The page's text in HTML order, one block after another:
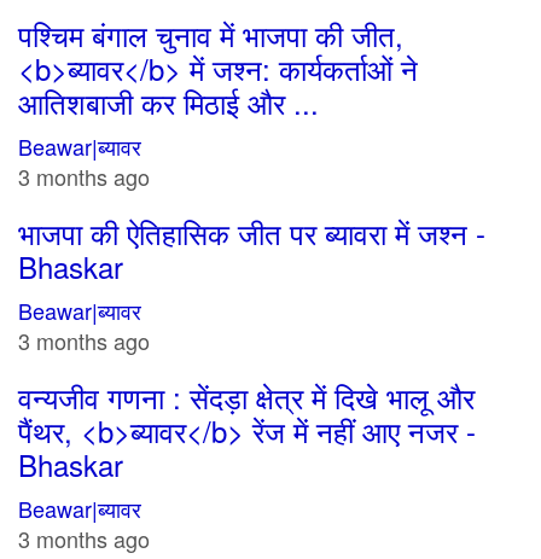
पश्चिम बंगाल चुनाव में भाजपा की जीत,
<b>ब्यावर</b> में जश्न: कार्यकर्ताओं ने
आतिशबाजी कर मिठाई और ...
Beawar|ब्यावर
3 months ago
भाजपा की ऐतिहासिक जीत पर ब्यावरा में जश्न -
Bhaskar
Beawar|ब्यावर
3 months ago
वन्यजीव गणना : सेंदड़ा क्षेत्र में दिखे भालू और
पैंथर, <b>ब्यावर</b> रेंज में नहीं आए नजर -
Bhaskar
Beawar|ब्यावर
3 months ago